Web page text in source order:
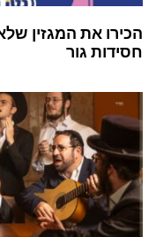
הכירו את המגזין
חסידות גור